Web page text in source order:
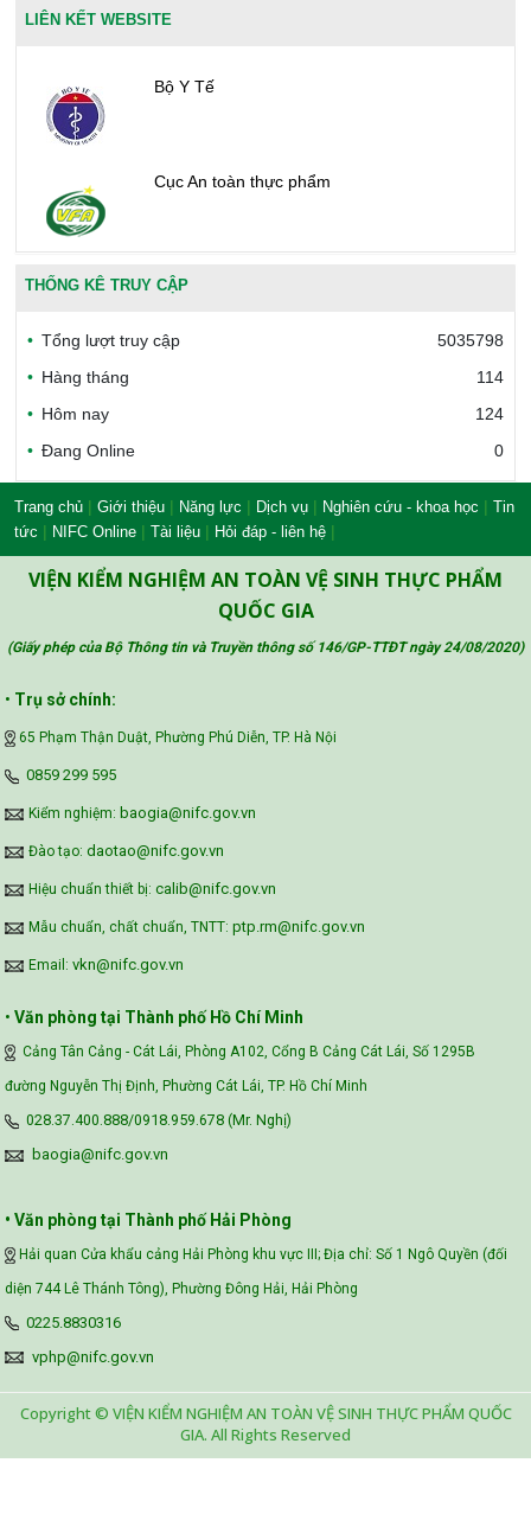
LIÊN KẾT WEBSITE
Bộ Y Tế
Cục An toàn thực phẩm
Văn phòng công nhận chất lượng
Công đoàn Y tế Việt Nam
Safe Food for Growth Project (SAFEGRO)
Vietnam Center for Food Safety Risk
THỐNG KÊ TRUY CẬP
Tổng lượt truy cập
5035798
Hàng tháng
114
Hôm nay
124
Đang Online
0
Trang chủ | Giới thiệu | Năng lực | Dịch vụ | Nghiên cứu - khoa học | Tin
tức | NIFC Online | Tài liệu | Hỏi đáp - liên hệ |
VIỆN KIỂM NGHIỆM AN TOÀN VỆ SINH THỰC PHẨM
QUỐC GIA
(Giấy phép của Bộ Thông tin và Truyền thông số 146/GP-TTĐT ngày 24/08/2020)
• Trụ sở chính:
65 Phạm Thận Duật, Phường Phú Diễn, TP. Hà Nội
‪0859 299 595‬
Kiểm nghiệm: baogia@nifc.gov.vn
Đào tạo: daotao@nifc.gov.vn
Hiệu chuẩn thiết bị: calib@nifc.gov.vn
Mẫu chuẩn, chất chuẩn, TNTT: ptp.rm@nifc.gov.vn
Email: vkn@nifc.gov.vn
• Văn phòng tại Thành phố Hồ Chí Minh
Cảng Tân Cảng - Cát Lái, Phòng A102, Cổng B Cảng Cát Lái, Số 1295B
đường Nguyễn Thị Định, Phường Cát Lái, TP. Hồ Chí Minh
028.37.400.888/0918.959.678 (Mr. Nghị)
baogia@nifc.gov.vn
• Văn phòng tại Thành phố Hải Phòng
Hải quan Cửa khẩu cảng Hải Phòng khu vực III; Địa chỉ: Số 1 Ngô Quyền (đối
diện 744 Lê Thánh Tông), Phường Đông Hải, Hải Phòng
0225.8830316
vphp@nifc.gov.vn
Copyright © VIỆN KIỂM NGHIỆM AN TOÀN VỆ SINH THỰC PHẨM QUỐC
GIA. All Rights Reserved